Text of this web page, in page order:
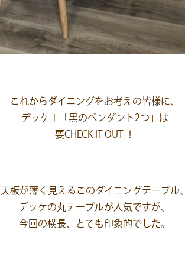
これからダイニングをお考えの皆様に、
デッケ＋「黒のペンダント2つ」は
要CHECK IT OUT ！
天板が薄く見えるこのダイニングテーブル、
デッケの丸テーブルが人気ですが、
今回の横長、とても印象的でした。